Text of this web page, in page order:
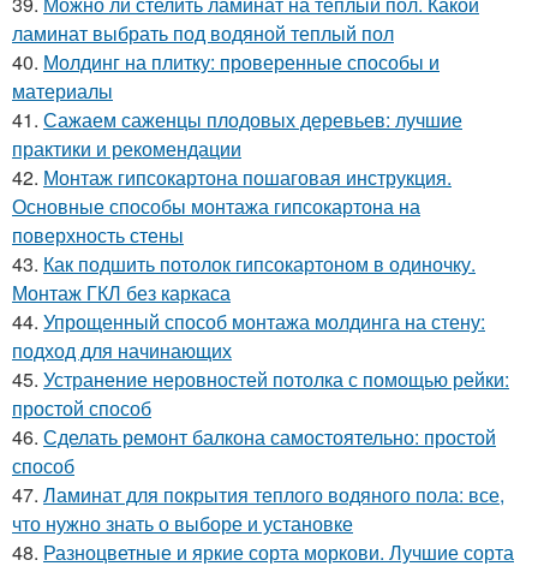
ламинат выбрать под водяной теплый пол
40. Молдинг на плитку: проверенные способы и
материалы
41. Сажаем саженцы плодовых деревьев: лучшие
практики и рекомендации
42. Монтаж гипсокартона пошаговая инструкция.
Основные способы монтажа гипсокартона на
поверхность стены
43. Как подшить потолок гипсокартоном в одиночку.
Монтаж ГКЛ без каркаса
44. Упрощенный способ монтажа молдинга на стену:
подход для начинающих
45. Устранение неровностей потолка с помощью рейки:
простой способ
46. Сделать ремонт балкона самостоятельно: простой
способ
47. Ламинат для покрытия теплого водяного пола: все,
что нужно знать о выборе и установке
48. Разноцветные и яркие сорта моркови. Лучшие сорта